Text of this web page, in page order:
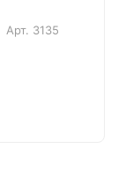
Арт. 3135